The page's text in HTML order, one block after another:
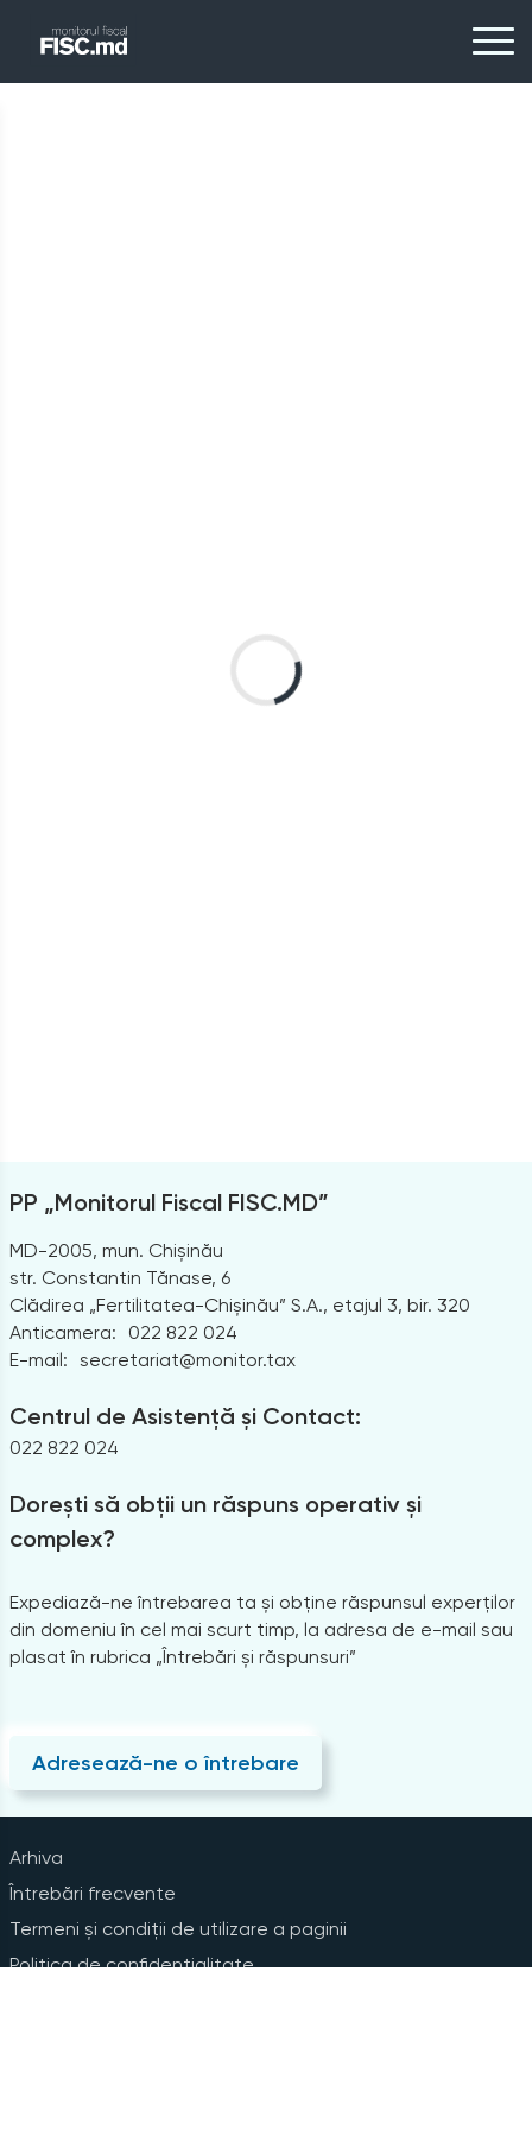
PP „Monitorul Fiscal FISC.MD”
MD-2005, mun. Chișinău
str. Constantin Tănase, 6
Clădirea „Fertilitatea-Chișinău” S.A., etajul 3, bir. 320
Anticamera:
022 822 024
E-mail: secretariat@monitor.tax
Centrul de Asistență și Contact:
022 822 024
Dorești să obții un răspuns operativ și
complex?
Expediază-ne întrebarea ta și obține răspunsul experților
din domeniu în cel mai scurt timp, la adresa de e-mail sau
plasat în rubrica „Întrebări și răspunsuri”
Adresează-ne o întrebare
Arhiva
Întrebări frecvente
Termeni și condiții de utilizare a paginii
Politica de confidențialitate